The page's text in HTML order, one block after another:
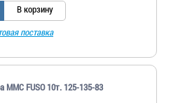
В корзину
поставка
MMC FUSO 10т. 125-135-83